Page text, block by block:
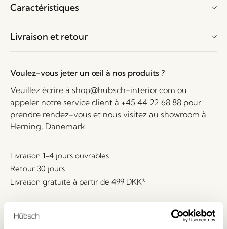
Caractéristiques
Livraison et retour
Voulez-vous jeter un œil à nos produits ?
Veuillez écrire à shop@hubsch-interior.com ou
appeler notre service client à +45 44 22 68 88 pour
prendre rendez-vous et nous visitez au showroom à
Herning, Danemark.
Livraison 1-4 jours ouvrables
Retour 30 jours
Livraison gratuite à partir de 499 DKK*